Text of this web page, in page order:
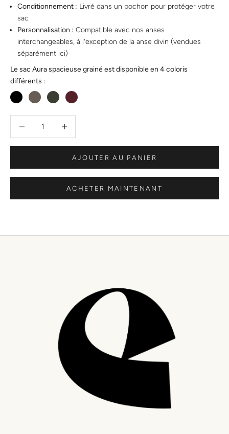
Conditionnement : Livré dans un pochon pour protéger votre
sac
Personnalisation : Compatible avec nos anses
interchangeables, à l'exception de la anse divin (vendues
séparément ici)
Le sac Aura spacieuse grainé est disponible en 4 coloris
différents :
AJOUTER AU PANIER
ACHETER MAINTENANT